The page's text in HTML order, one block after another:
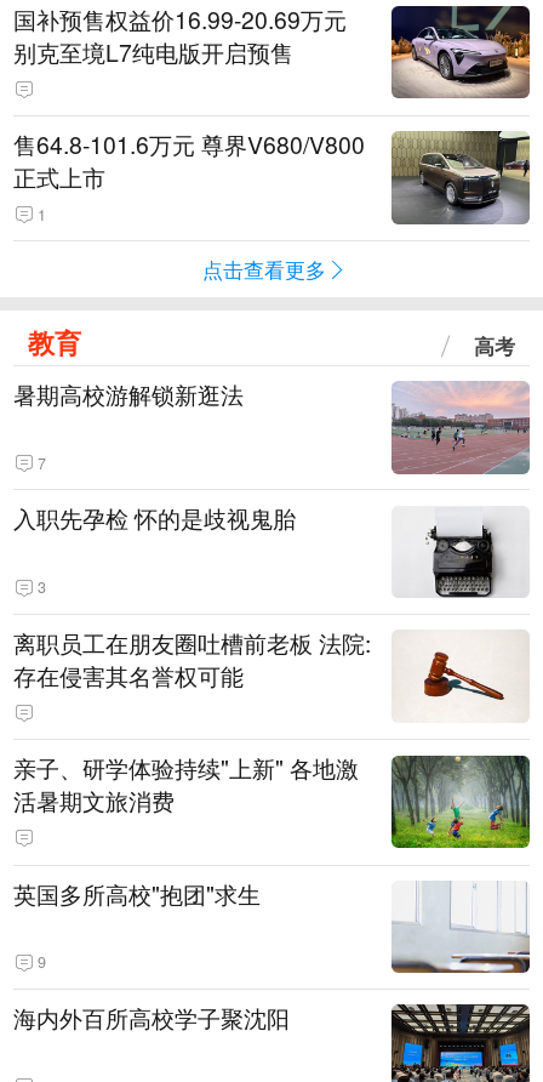
国补预售权益价16.99-20.69万元
别克至境L7纯电版开启预售
售64.8-101.6万元 尊界V680/V800
正式上市
1
点击查看更多
教育 高考
暑期高校游解锁新逛法
7
入职先孕检 怀的是歧视鬼胎
3
离职员工在朋友圈吐槽前老板 法院:
存在侵害其名誉权可能
亲子、研学体验持续"上新" 各地激
活暑期文旅消费
英国多所高校"抱团"求生
9
海内外百所高校学子聚沈阳